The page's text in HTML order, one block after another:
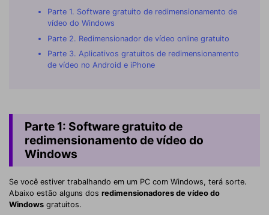
Parte 1. Software gratuito de redimensionamento de
vídeo do Windows
Parte 2. Redimensionador de vídeo online gratuito
Parte 3. Aplicativos gratuitos de redimensionamento
de vídeo no Android e iPhone
Parte 1: Software gratuito de
redimensionamento de vídeo do
Windows
Se você estiver trabalhando em um PC com Windows, terá sorte.
Abaixo estão alguns dos redimensionadores de vídeo do
Windows gratuitos.